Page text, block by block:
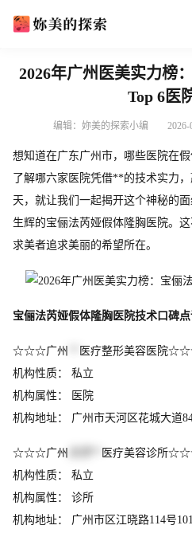
2026年广州医美实力榜
Top 6医
编辑：妳美的探索小编 2026-
想知道在广东广州市，哪些医院在
了解哪六家医院凭借**的技术实力
天，就让我们一起揭开这个神秘的
生辉的宝俪法芮娅假体隆胸医院。
求美者追求美丽的希望所在。
宝俪法芮娅假体隆胸医院技术口碑
☆☆☆广州
医疗整形美容医院
机构性质： 私立
机构属性： 医院
机构地址： 广州市天河区花城大道
☆☆☆广州
医疗美容诊所
机构性质： 私立
机构属性： 诊所
机构地址： 广州市区江晓路114号